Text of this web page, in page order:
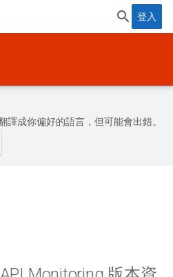
登入
譯成你偏好的語言，但可能會出錯。